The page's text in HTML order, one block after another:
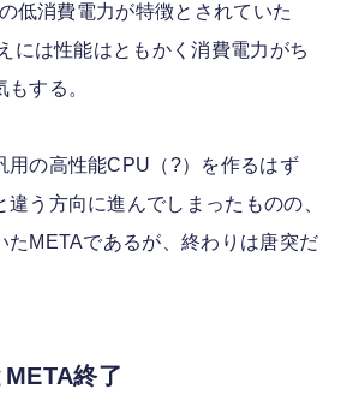
低消費電力が特徴とされていた
には性能はともかく消費電力がち
する。
用の高性能CPU（?）を作るはず
う方向に進んでしまったものの、
たMETAであるが、終わりは唐突だ
終了